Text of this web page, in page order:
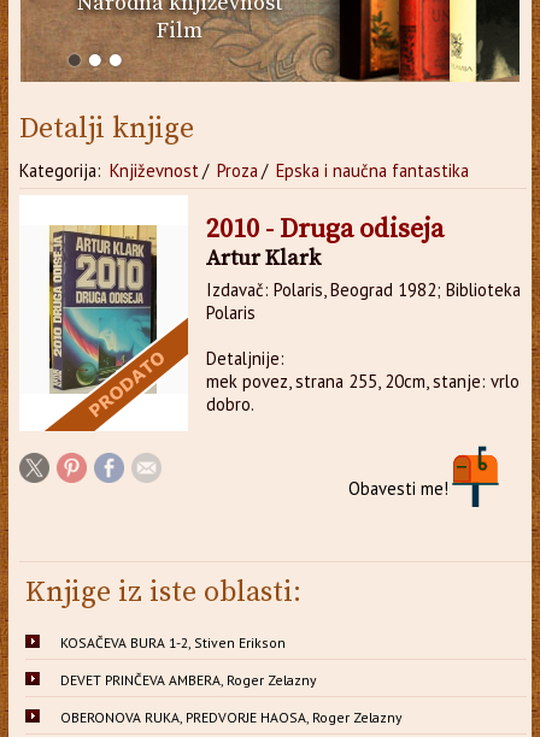
Film
Detalji knjige
Kategorija: Književnost/ Proza/ Epska i naučna fantastika
2010 - Druga odiseja
Artur Klark
Izdavač: Polaris, Beograd 1982; Biblioteka
Polaris
Detaljnije:
mek povez, strana 255, 20cm, stanje: vrlo
dobro.
Obavesti me!
Knjige iz iste oblasti:
KOSAČEVA BURA 1-2, Stiven Erikson
DEVET PRINČEVA AMBERA, Roger Zelazny
OBERONOVA RUKA, PREDVORJE HAOSA, Roger Zelazny